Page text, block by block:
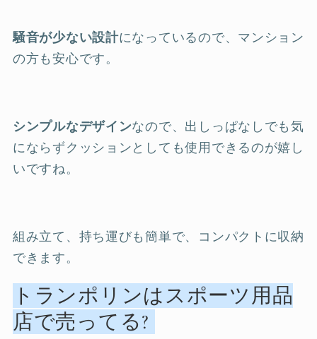
騒音が少ない設計になっているので、マンション
の方も安心です。
シンプルなデザインなので、出しっぱなしでも気
にならずクッションとしても使用できるのが嬉し
いですね。
組み立て、持ち運びも簡単で、コンパクトに収納
できます。
トランポリンはスポーツ用品
店で売ってる?